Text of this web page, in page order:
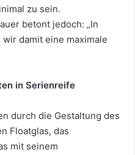
zu sein.
betont jedoch: „In
damit eine maximale
in Serienreife
durch die Gestaltung des
Floatglas, das
mit seinem